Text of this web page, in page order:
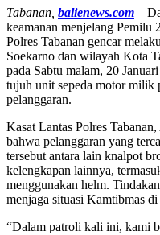
Tabanan, balienews.com –
keamanan menjelang Pemilu
Polres Tabanan gencar
Soekarno dan wilayah Kota
pada Sabtu malam, 20
tujuh unit sepeda motor milik
pelanggaran.
Kasat Lantas Polres
bahwa pelanggaran yang
tersebut antara lain knalpot
kelengkapan lainnya,
menggunakan helm.
menjaga situasi Kamtibmas di
“Dalam patroli kali ini, kami